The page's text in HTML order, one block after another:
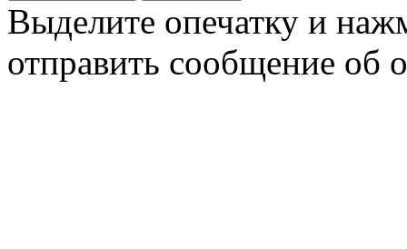
Выделите опечатку и
отправить сообщение об